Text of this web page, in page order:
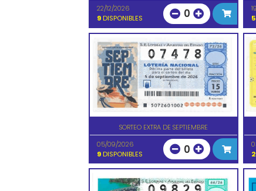
22/12/2026
9 DISPONIBLES 0
5
SORTEO EXTRA DE SEPTIEMBRE
05/09/2026
9 DISPONIBLES 0